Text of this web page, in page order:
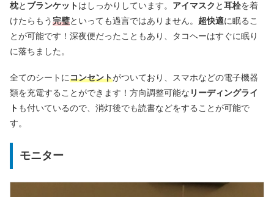
枕と ブランケットはしっかりしています。 アイマスク と耳栓を着
けたらもう完璧といっても過言ではありません。 超快適に眠るこ
とが可能です！深夜便だったこともあり、タコヘーはすぐに眠り
に落ちました。
全てのシートにコンセントがついており、スマホなどの電子機器
類を充電することができます！方向調整可能な リーディングライ
ト も付いているので、消灯後でも読書などをすることが可能で
す。
モニター